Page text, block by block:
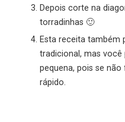
Depois corte na
torradinhas 🙂
Esta receita
tradicional, mas
pequena, pois se
rápido.